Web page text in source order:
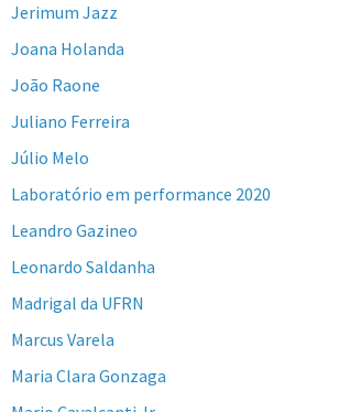
Jerimum Jazz
Joana Holanda
João Raone
Juliano Ferreira
Júlio Melo
Laboratório em performance 2020
Leandro Gazineo
Leonardo Saldanha
Madrigal da UFRN
Marcus Varela
Maria Clara Gonzaga